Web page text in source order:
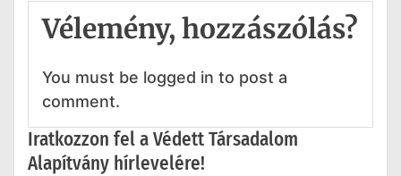
Vélemény, hozzászólás?
You must be logged in to post a
comment.
Iratkozzon fel a Védett Társadalom
Alapítvány hírlevelére!